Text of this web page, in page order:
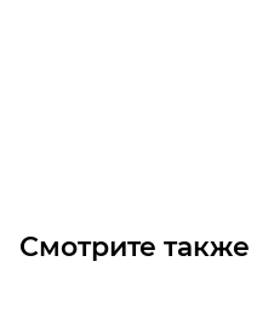
Смотрите также